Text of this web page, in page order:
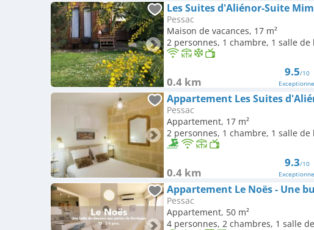
Les Suites d'Aliénor-Suite
Pessac
Maison de vacances, 17 m²
2 personnes, 1 chambre, 1 salle de
0.4 km
9.5/10
Appartement Les Suites
Pessac
Appartement, 17 m²
2 personnes, 1 chambre, 1 salle de
0.4 km
9.3/10
Pessac
Appartement, 50 m²
4 personnes, 2 chambres, 1 salle